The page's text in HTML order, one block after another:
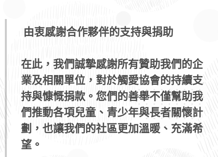
由衷感謝合作夥伴的支持與捐助
在此，我們誠摯感謝所有贊助我們的企
業及相關單位，對於觸愛協會的持續支
持與慷慨捐款。您們的善舉不僅幫助我
們推動各項兒童、青少年與長者關懷計
劃，也讓我們的社區更加溫暖、充滿希
望。